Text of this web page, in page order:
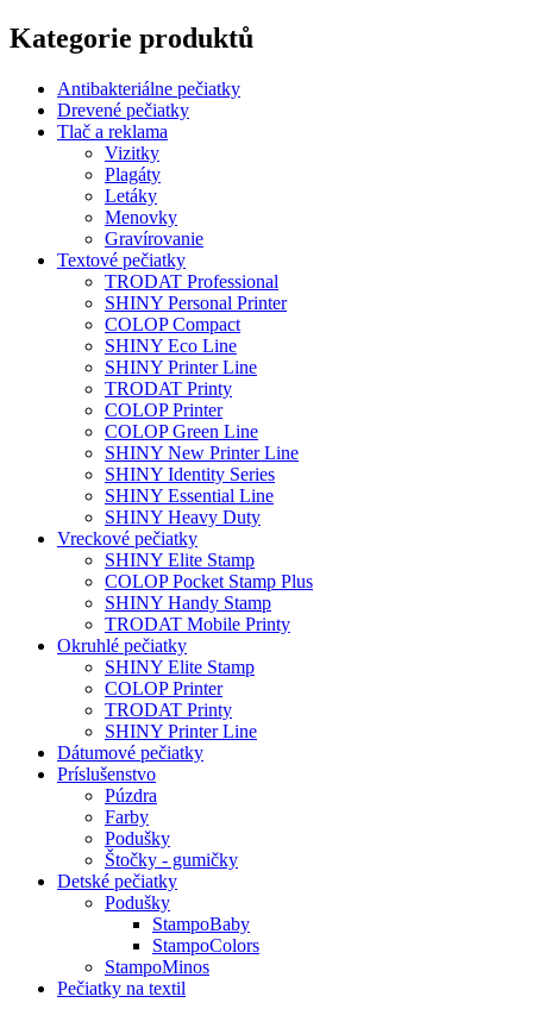
Kategorie produktů
Antibakteriálne pečiatky
Drevené pečiatky
Tlač a reklama
Vizitky
Plagáty
Letáky
Menovky
Gravírovanie
Textové pečiatky
TRODAT Professional
SHINY Personal Printer
COLOP Compact
SHINY Eco Line
SHINY Printer Line
TRODAT Printy
COLOP Printer
COLOP Green Line
SHINY New Printer Line
SHINY Identity Series
SHINY Essential Line
SHINY Heavy Duty
Vreckové pečiatky
SHINY Elite Stamp
COLOP Pocket Stamp Plus
SHINY Handy Stamp
TRODAT Mobile Printy
Okruhlé pečiatky
SHINY Elite Stamp
COLOP Printer
TRODAT Printy
SHINY Printer Line
Dátumové pečiatky
Príslušenstvo
Púzdra
Farby
Podušky
Štočky - gumičky
Detské pečiatky
Podušky
StampoBaby
StampoColors
StampoMinos
Pečiatky na textil